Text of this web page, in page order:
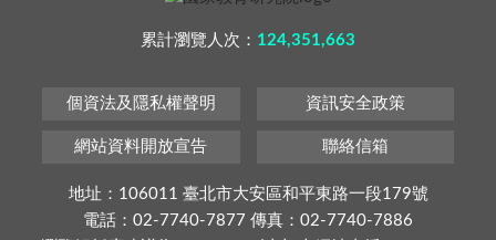
累計瀏覽人次： 124,351,663
個資法及隱私權聲明 資訊安全政策
網站資料開放宣告 聯絡信箱
地址：106011 臺北市大安區和平東路一段179號
電話：02-7740-7877 傳真：02-7740-7886